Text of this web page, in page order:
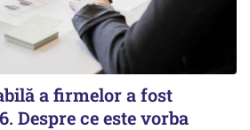
a firmelor a fost
Despre ce este vorba